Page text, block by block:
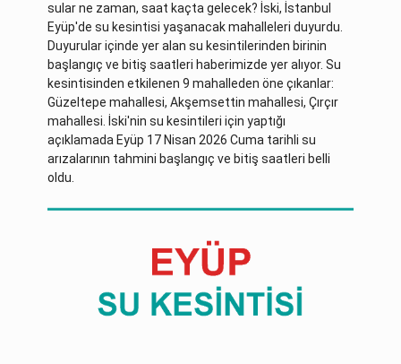
sular ne zaman, saat kaçta gelecek? İski, İstanbul
Eyüp'de su kesintisi yaşanacak mahalleleri duyurdu.
Duyurular içinde yer alan su kesintilerinden birinin
başlangıç ve bitiş saatleri haberimizde yer alıyor. Su
kesintisinden etkilenen 9 mahalleden öne çıkanlar:
Güzeltepe mahallesi, Akşemsettin mahallesi, Çırçır
mahallesi. İski'nin su kesintileri için yaptığı
açıklamada Eyüp 17 Nisan 2026 Cuma tarihli su
arızalarının tahmini başlangıç ve bitiş saatleri belli
oldu.